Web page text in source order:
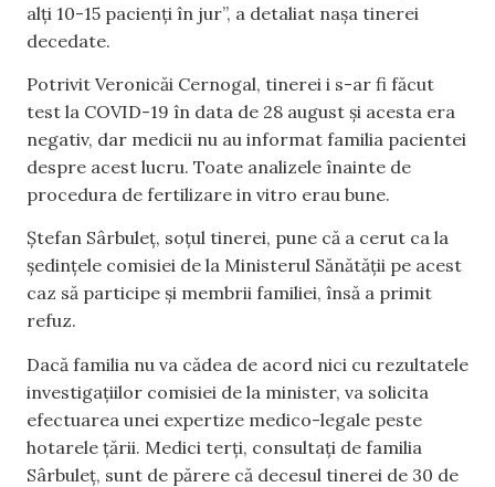
alți 10-15 pacienți în jur”, a detaliat nașa tinerei
decedate.
Potrivit Veronicăi Cernogal, tinerei i s-ar fi făcut
test la COVID-19 în data de 28 august și acesta era
negativ, dar medicii nu au informat familia pacientei
despre acest lucru. Toate analizele înainte de
procedura de fertilizare in vitro erau bune.
Ștefan Sârbuleț, soțul tinerei, pune că a cerut ca la
ședințele comisiei de la Ministerul Sănătății pe acest
caz să participe și membrii familiei, însă a primit
refuz.
Dacă familia nu va cădea de acord nici cu rezultatele
investigațiilor comisiei de la minister, va solicita
efectuarea unei expertize medico-legale peste
hotarele țării. Medici terți, consultați de familia
Sârbuleț, sunt de părere că decesul tinerei de 30 de